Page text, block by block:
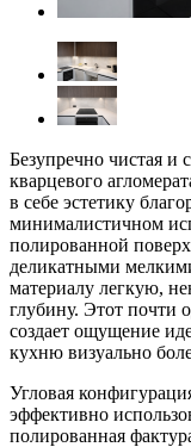
Безупречно чистая и
кварцевого
в себе эстетику
минималистичном
полированной
деликатными
материалу легкую,
глубину. Этот почти
создает ощущение
кухню визуально
Угловая
эффективно
полированная